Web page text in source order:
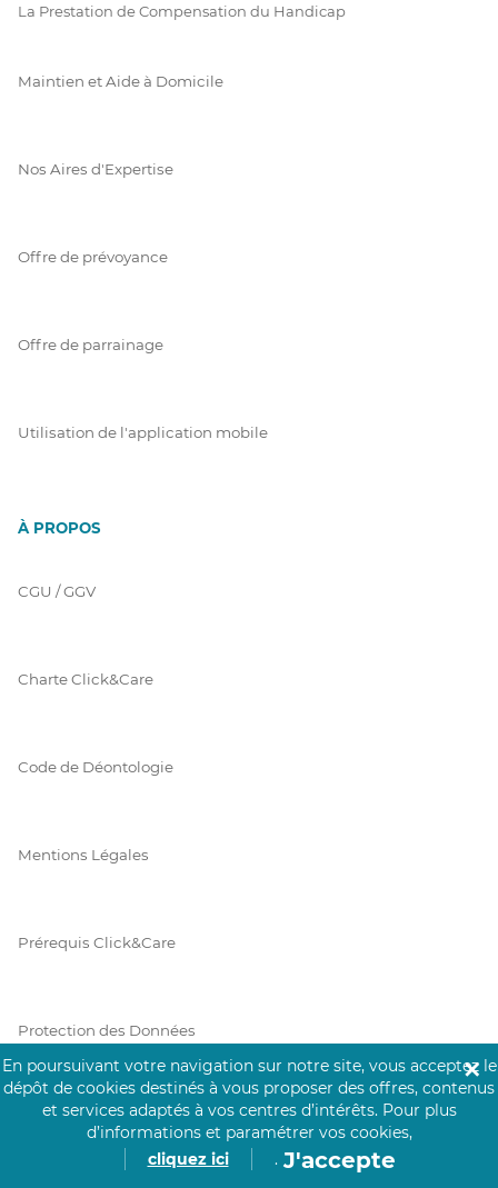
La Prestation de Compensation du Handicap
Maintien et Aide à Domicile
Nos Aires d'Expertise
Offre de prévoyance
Offre de parrainage
Utilisation de l'application mobile
À PROPOS
CGU / GGV
Charte Click&Care
Code de Déontologie
Mentions Légales
Prérequis Click&Care
Protection des Données
Vie Privée
En poursuivant votre navigation sur notre site, vous acceptez le
dépôt de cookies destinés à vous proposer des offres, contenus
et services adaptés à vos centres d’intérêts. Pour plus
d’informations et paramétrer vos cookies,
cliquez ici
. J'accepte
✕